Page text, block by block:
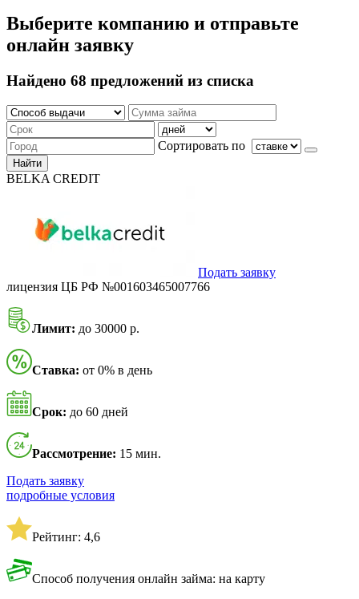
Выберите компанию и отправьте
онлайн заявку
Найдено 68 предложений из списка
Сортировать по
Найти
BELKA CREDIT
Подать заявку
лицензия ЦБ РФ №001603465007766
Лимит: до 30000 р.
Ставка: от 0% в день
Срок: до 60 дней
Рассмотрение: 15 мин.
Подать заявку
подробные условия
Рейтинг: 4,6
Способ получения онлайн займа: на карту